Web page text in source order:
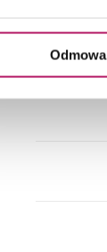
Odmowa